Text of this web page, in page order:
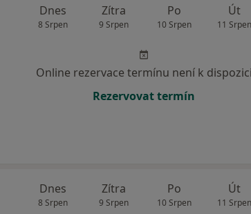
Dnes
8 Srpen
Zítra
9 Srpen
Po
10 Srpen
Út
11 Srpen
Online rezervace termínu není k dispozici
Rezervovat termín
Dnes
8 Srpen
Zítra
9 Srpen
Po
10 Srpen
Út
11 Srpen